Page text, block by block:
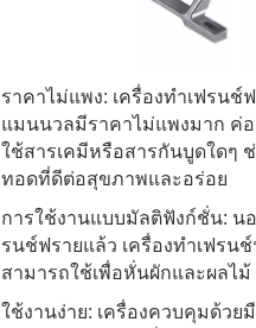
ราคาไม่แพง: เครื่องทำเฟรน
แมนนวลมีราคาไม่แพงมาก ค่
ใช้สารเคมีหรือสารกันบูดใดๆ
ทอดที่ดีต่อสุขภาพและอร่อย
การใช้งานแบบมัลติฟังก์ชั่น: น
รนช์ฟรายแล้ว เครื่องทำเฟรน
สามารถใช้เพื่อหั่นผักและผลไม้
ใช้งานง่าย: เครื่องควบคุมด้วย